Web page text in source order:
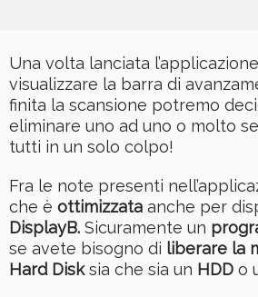
Una volta lanciata
visualizzare la barra di
finita la scansione potremo
eliminare uno ad uno o molto
tutti in un solo colpo!
Fra le note presenti
che è ottimizzata anche per
DisplayB. Sicuramente un
se avete bisogno di liberare la
Hard Disksia che sia un HDD o